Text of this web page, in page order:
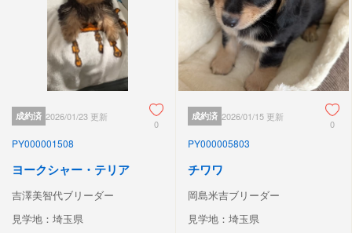
成約済 2026/01/23 更新
0
PY000001508
ヨークシャー・テリア
吉澤美智代ブリーダー
見学地：埼玉県
成約済 2026/01/15 更新
0
PY000005803
チワワ
岡島米吉ブリーダー
見学地：埼玉県